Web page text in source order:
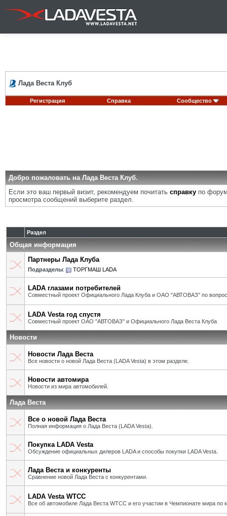
Лада Веста Клуб
Регистрация Справка Сообщество
Добро пожаловать на Лада Веста Клуб.
Если это ваш первый визит, рекомендуем почитать справку по
просмотра сообщений выберите раздел.
Раздел
Общая информация
Партнеры Лада Клуба
Подразделы: ТОРГМАШ LADA
LADA глазами потребителей
Совместный проект Официального Лада Клуба и ОАО "АВТОВАЗ" по
LADA Vesta год спустя
Совместный проект ОАО "АВТОВАЗ" и Официального Лада Веста Клуба
Новости
Новости Лада Веста
Все новости о новой Лада Веста (LADA Vesta) в этом разделе.
Новости автомира
Новости из мира автомобилей.
Лада Веста
Все о новой Лада Веста
Полная информация о Лада Веста (LADA Vesta).
Покупка LADA Vesta
Обсуждение официальных дилеров LADA и способы покупки LADA Vesta.
Лада Веста и конкуренты
Сравнение новой Лада Веста с конкурентами.
LADA Vesta WTCC
Все об автомобиле Лада Веста WTCC и его участии в Чемпионате мира по